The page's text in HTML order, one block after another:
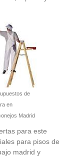
de
en
Madrid
para este
para pisos de
madrid y